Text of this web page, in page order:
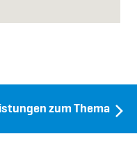
zum Thema